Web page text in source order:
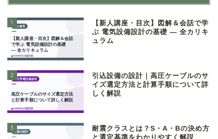
1
【新人講座・目次】図解＆会話で学
ぶ 電気設備設計の基礎 ― 全カリキ
ュラム
2
引込設備の設計｜高圧ケーブルのサ
イズ選定方法と計算手順について詳
しく解説
3
耐震クラスとは？S・A・Bの決め方
と選定基準をわかりやすく解説